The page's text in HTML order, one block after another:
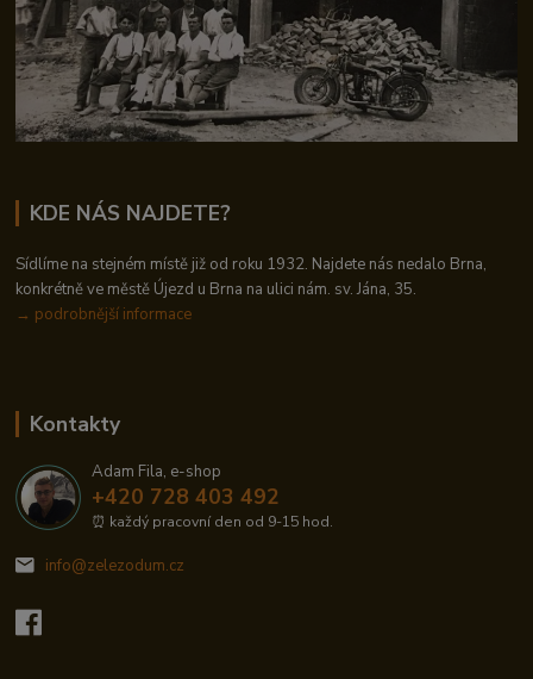
KDE NÁS NAJDETE?
Sídlíme na stejném místě již od roku 1932. Najdete nás nedalo Brna,
konkrétně ve městě Újezd u Brna na ulici nám. sv. Jána, 35.
→ podrobnější informace
Kontakty
Adam Fila, e-shop
+420 728 403 492
⏰ každý pracovní den od 9-15 hod.
info@zelezodum.cz